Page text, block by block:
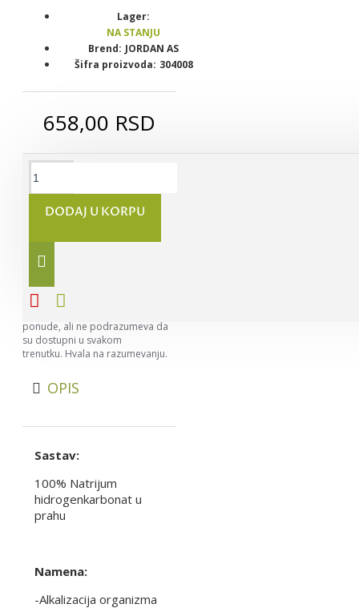
658,00 RSD
Lager:
NA STANJU
Brend: JORDAN AS
Šifra proizvoda: 304008
DODAJ U KORPU
Napomena:Nastojimo da
budemo što precizniji u opisu
garantujemo da su svi opisi
kompletni i bez greške. Svi artikli
ponude, ali ne podrazumeva da
su dostupni u svakom
trenutku. Hvala na razumevanju.
OPIS
Sastav:
100% Natrijum
hidrogenkarbonat u
prahu
Namena:
-Alkalizacija organizma